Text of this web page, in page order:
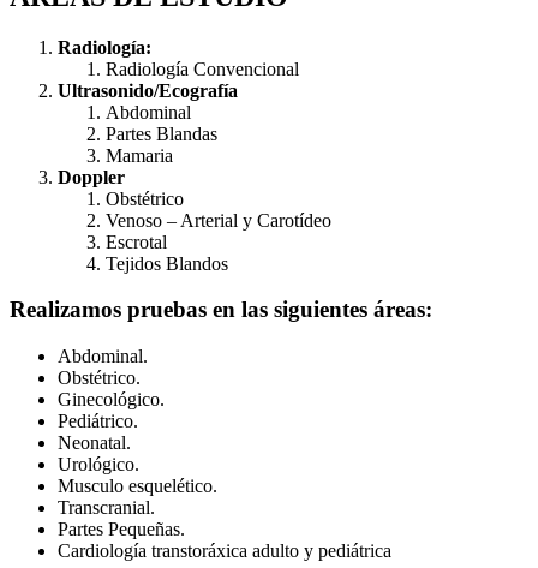
Radiología:
Radiología Convencional
Ultrasonido/Ecografía
Abdominal
Partes Blandas
Mamaria
Doppler
Obstétrico
Venoso – Arterial y Carotídeo
Escrotal
Tejidos Blandos
Realizamos pruebas en las siguientes áreas:
Abdominal.
Obstétrico.
Ginecológico.
Pediátrico.
Neonatal.
Urológico.
Musculo esquelético.
Transcranial.
Partes Pequeñas.
Cardiología transtoráxica adulto y pediátrica